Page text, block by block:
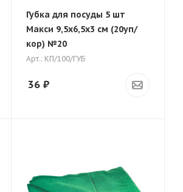
Губка для посуды 5 шт
Макси 9,5х6,5х3 см (20уп/
кор) №20
Арт.: КП/100/ГУБ
36 ₽